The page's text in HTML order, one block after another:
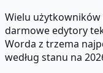
Wielu
darmowe edytory
Worda z trzema
według stanu na